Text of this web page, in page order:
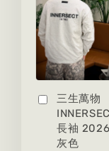
三生萬物
長袖
灰色